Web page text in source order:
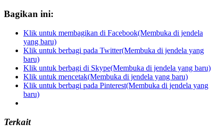
Bagikan ini:
Klik untuk membagikan di Facebook(Membuka di jendela
yang baru)
Klik untuk berbagi pada Twitter(Membuka di jendela yang
baru)
Klik untuk berbagi di Skype(Membuka di jendela yang baru)
Klik untuk mencetak(Membuka di jendela yang baru)
Klik untuk berbagi pada Pinterest(Membuka di jendela yang
baru)
Terkait